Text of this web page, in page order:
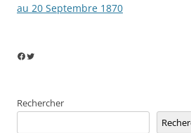
au 20 Septembre 1870
Facebook
Twitter
Rechercher